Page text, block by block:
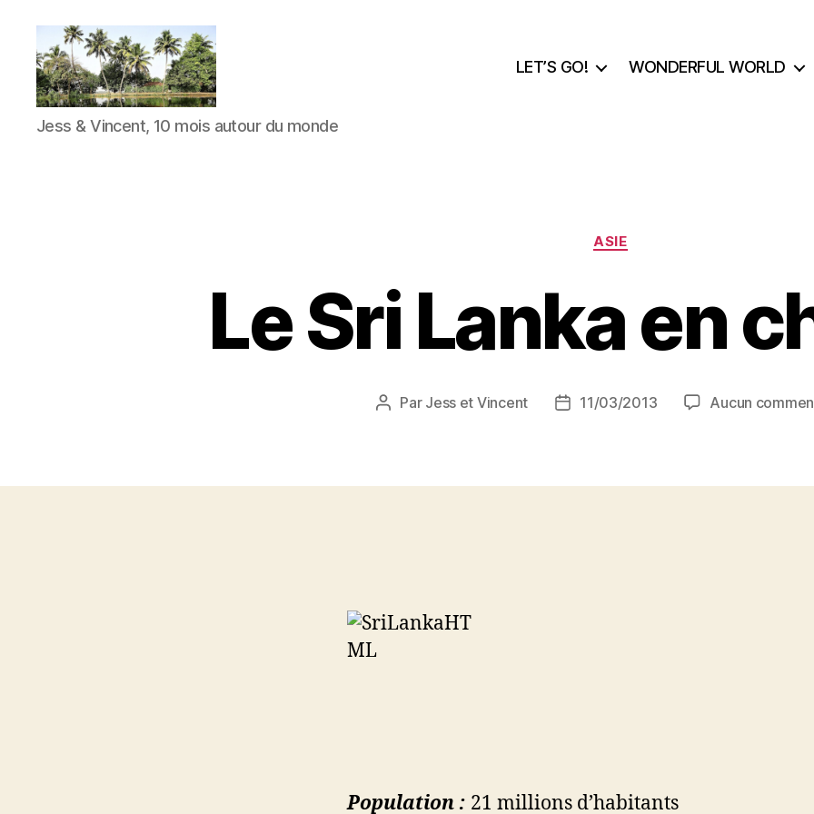
JVensacados
Jess & Vincent, 10 mois autour du monde
LET’S GO! WONDERFUL WORLD
Catégories
ASIE
Le Sri Lanka en
Auteur
Par Jess et Vincent
Date11/03/2013 Aucun
Population : 21 millions d’habitants